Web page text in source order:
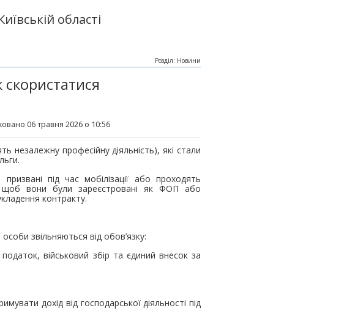
області
06 травня 2026 о 10:56
Розділ: Новини
професійну діяльність), які стали
під час мобілізації або проходять
щоб вони були зареєстровані як ФОП або
контракту.
звільняються від обов’язку:
військовий збір та єдиний внесок за
дохід від господарської діяльності під